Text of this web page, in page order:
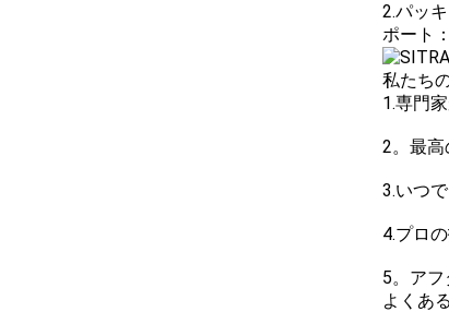
2.パッ
ポート
私たち
1.専門
2。最高
3.いつ
4.プロ
5。ア
よくあ